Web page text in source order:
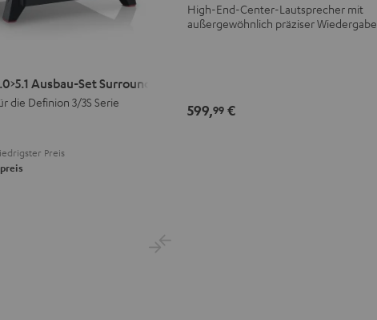
Ausbau-Set Surround"
die Definion 3/3S Serie
Preis
High-End-Center-Lautsprecher mit
außergewöhnlich präziser Wiedergabe
599,99 €